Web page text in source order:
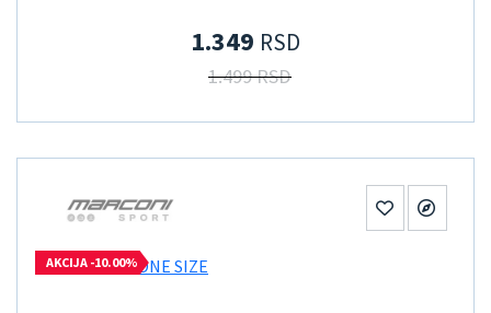
1.349 RSD
1.499 RSD
AKCIJA -10.00%